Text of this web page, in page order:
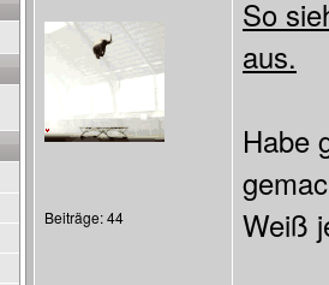
Beiträge: 44
So
aus.
Habe
Weiß